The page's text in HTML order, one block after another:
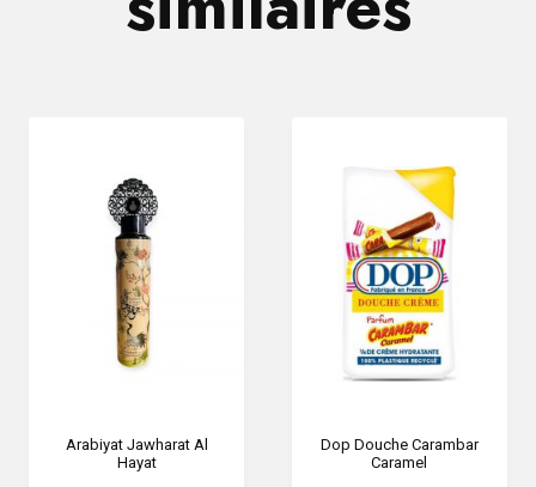
Arabiyat Jawharat Al
Hayat
Dop Douche Carambar
Caramel